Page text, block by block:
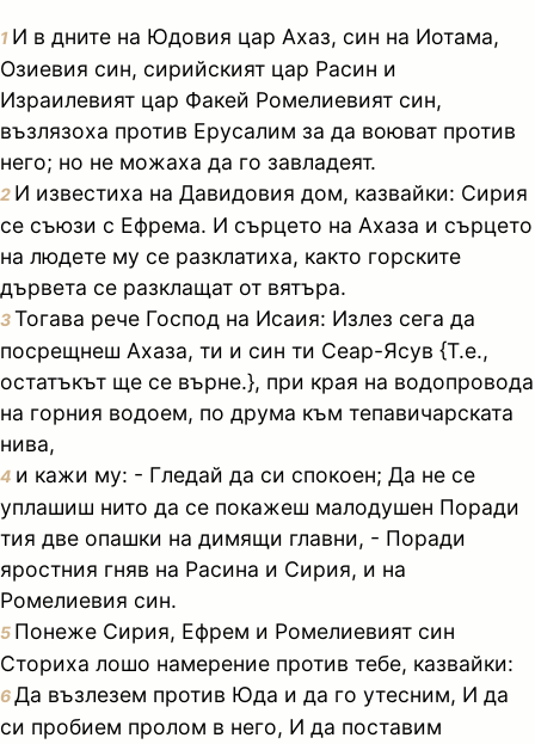
1 И в дните на Юдовия цар Ахаз, син на Иотама,
Озиевия син, сирийският цар Расин и
Израилевият цар Факей Ромелиевият син,
възлязоха против Ерусалим за да воюват против
него; но не можаха да го завладеят.
2 И известиха на Давидовия дом, казвайки: Сирия
се съюзи с Ефрема. И сърцето на Ахаза и сърцето
на людете му се разклатиха, както горските
дървета се разклащат от вятъра.
3Тогава рече Господ на Исаия: Излез сега да
посрещнеш Ахаза, ти и син ти Сеар-Ясув {Т.е.,
остатъкът ще се върне.}, при края на водопровода
на горния водоем, по друма към тепавичарската
нива,
4 и кажи му: - Гледай да си спокоен; Да не се
уплашиш нито да се покажеш малодушен Поради
тия две опашки на димящи главни, - Поради
яростния гняв на Расина и Сирия, и на
Ромелиевия син.
5 Понеже Сирия, Ефрем и Ромелиевият син
Сториха лошо намерение против тебе, казвайки:
6Да възлезем против Юда и да го утесним, И да
си пробием пролом в него, И да поставим